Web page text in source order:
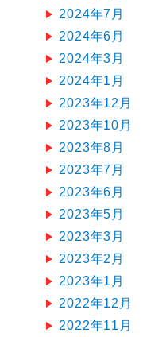
2024年7月
2024年6月
2024年3月
2024年1月
2023年12月
2023年10月
2023年8月
2023年7月
2023年6月
2023年5月
2023年3月
2023年2月
2023年1月
2022年12月
2022年11月